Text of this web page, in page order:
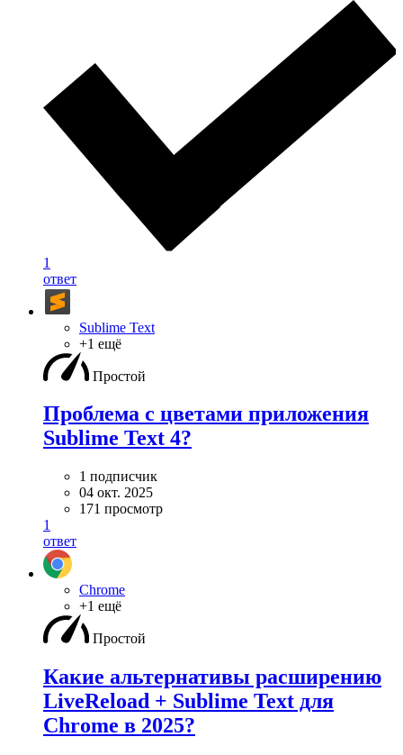
1
ответ
Sublime Text
+1 ещё
Простой
Проблема с цветами приложения
Sublime Text 4?
1 подписчик
04 окт. 2025
171 просмотр
1
ответ
Chrome
+1 ещё
Простой
Какие альтернативы расширению
LiveReload + Sublime Text для
Chrome в 2025?